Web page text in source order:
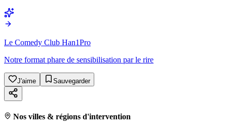
Le Comedy Club Han1Pro
Notre format phare de sensibilisation par le rire
J'aime Sauvegarder
Nos villes & régions d'intervention